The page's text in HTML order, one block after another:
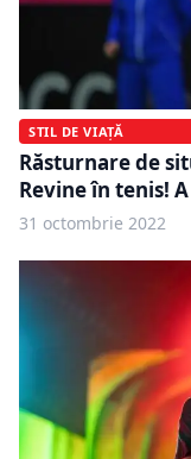
STIL DE VIAȚĂ
Răsturnare de
Revine în tenis!
31 octombrie 2022